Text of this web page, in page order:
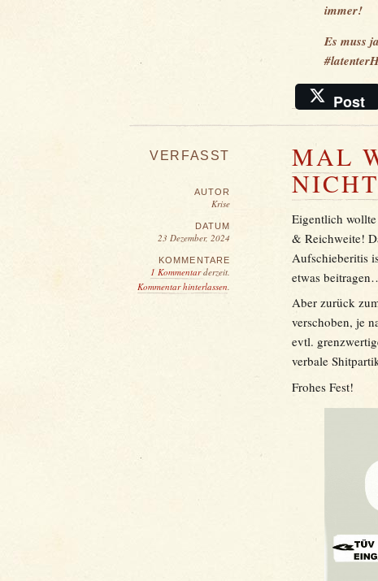
immer!
Es muss
Post
VERFASST
AUTOR
Krise
DATUM
23 Dezember, 2024
KOMMENTARE
1 Kommentarderzeit.
Kommentar hinterlassen
MAL
Eigentlich
& Reichweite!
Aufschieberitis
etwas
Aber zurück
verschoben, je
evtl.
verbale
Frohes Fest!